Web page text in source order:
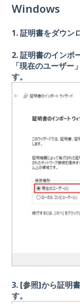
Windows
1. 証明書をダウン
2. 証明書のインポ
「現在のユーザ
す。
3. [参照]から証明
す。